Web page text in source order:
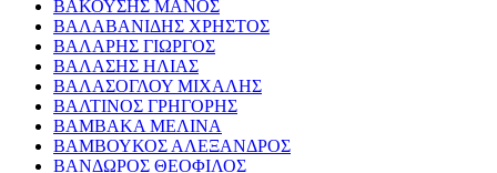
ΒΑΚΟΥΣΗΣ ΜΑΝΟΣ
ΒΑΛΑΒΑΝΙΔΗΣ ΧΡΗΣΤΟΣ
ΒΑΛΑΡΗΣ ΓΙΩΡΓΟΣ
ΒΑΛΑΣΗΣ ΗΛΙΑΣ
ΒΑΛΑΣΟΓΛΟΥ ΜΙΧΑΛΗΣ
ΒΑΛΤΙΝΟΣ ΓΡΗΓΟΡΗΣ
ΒΑΜΒΑΚΑ ΜΕΛΙΝΑ
ΒΑΜΒΟΥΚΟΣ ΑΛΕΞΑΝΔΡΟΣ
ΒΑΝΔΩΡΟΣ ΘΕΟΦΙΛΟΣ